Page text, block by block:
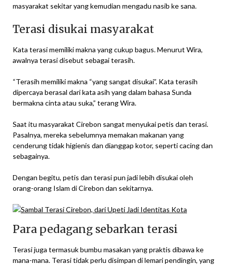
masyarakat sekitar yang kemudian mengadu nasib ke sana.
Terasi disukai masyarakat
Kata terasi memiliki makna yang cukup bagus. Menurut Wira,
awalnya terasi disebut sebagai terasih.
“Terasih memiliki makna “yang sangat disukai”. Kata terasih
dipercaya berasal dari kata asih yang dalam bahasa Sunda
bermakna cinta atau suka,” terang Wira.
Saat itu masyarakat Cirebon sangat menyukai petis dan terasi.
Pasalnya, mereka sebelumnya memakan makanan yang
cenderung tidak higienis dan dianggap kotor, seperti cacing dan
sebagainya.
Dengan begitu, petis dan terasi pun jadi lebih disukai oleh
orang-orang Islam di Cirebon dan sekitarnya.
Para pedagang sebarkan terasi
Terasi juga termasuk bumbu masakan yang praktis dibawa ke
mana-mana. Terasi tidak perlu disimpan di lemari pendingin, yang